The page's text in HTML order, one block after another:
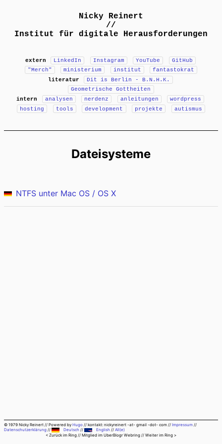
Nicky Reinert
//
Institut für digitale Herausforderungen
extern LinkedIn Instagram YouTube
GitHub
"Merch"
ministerium institut
fantastokrat
literatur
Dit is Berlin - B.N.H.K.
Geometrische Gottheiten
intern
analysen nerdenz anleitungen
wordpress
hosting
tools development projekte autismus
Dateisysteme
NTFS unter Mac OS / OS X
© 1979 Nicky Reinert // Powered by Hugo // kontakt: nickyreinert -at- gmail -dot- com // Impressum //
Datenschutzerklärung // Deutsch // English // All(e)
< Zurück im Ring // Mitglied im UberBlogr Webring // Weiter im Ring >